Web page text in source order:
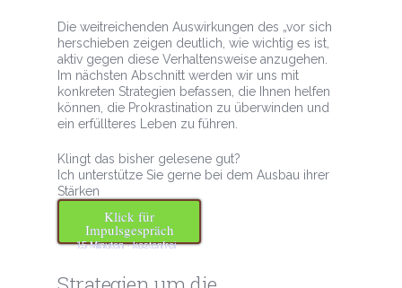
Die weitreichenden Auswirkungen des „vor sich
herschieben zeigen deutlich, wie wichtig es ist,
aktiv gegen diese Verhaltensweise anzugehen.
Im nächsten Abschnitt werden wir uns mit
konkreten Strategien befassen, die Ihnen helfen
können, die Prokrastination zu überwinden und
ein erfüllteres Leben zu führen.
Klingt das bisher gelesene gut?
Ich unterstütze Sie gerne bei dem Ausbau ihrer
Stärken
Klick für
Impulsgespräch
15 Minuten · kostenfrei